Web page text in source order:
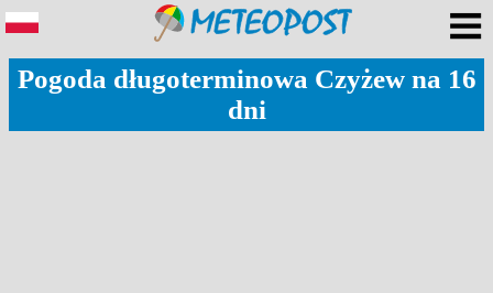
Pogoda długoterminowa Czyżew na 16
dni